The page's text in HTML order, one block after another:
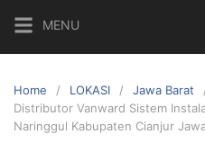
MENU
Home LOKASI Jawa Barat
Distributor Vanward Sistem
Naringgul Kabupaten Cianjur